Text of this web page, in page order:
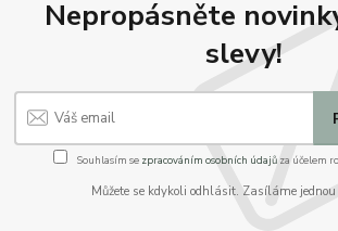
Nepropásněte
slevy!
Souhlasím se zpracováním osobních údajůza účelem
Můžete se kdykoli odhlásit. Zasíláme